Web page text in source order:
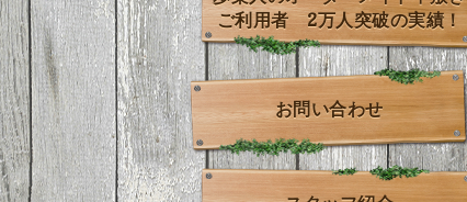
ご利用者 2万人突破の実績！
お問い合わせ